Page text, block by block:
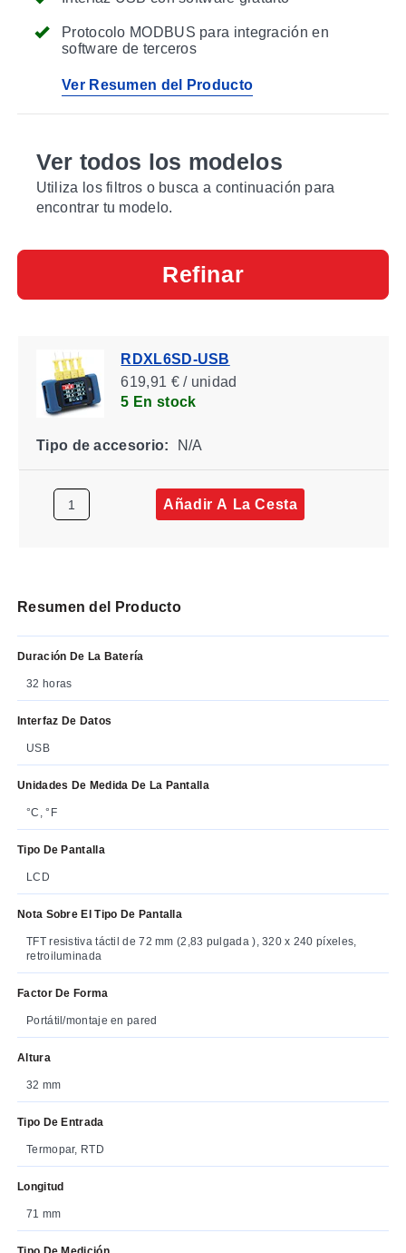
Protocolo MODBUS para integración en
software de terceros
Ver Resumen del Producto
Ver todos los modelos
Utiliza los filtros o busca a continuación para
encontrar tu modelo.
Refinar
RDXL6SD-USB
619,91 € / unidad
5 En stock
Tipo de accesorio: N/A
Añadir A La Cesta
Resumen del Producto
Duración De La Batería
32 horas
Interfaz De Datos
USB
Unidades De Medida De La Pantalla
°C, °F
Tipo De Pantalla
LCD
Nota Sobre El Tipo De Pantalla
TFT resistiva táctil de 72 mm (2,83 pulgada ), 320 x 240 píxeles,
retroiluminada
Factor De Forma
Portátil/montaje en pared
Altura
32 mm
Tipo De Entrada
Termopar, RTD
Longitud
71 mm